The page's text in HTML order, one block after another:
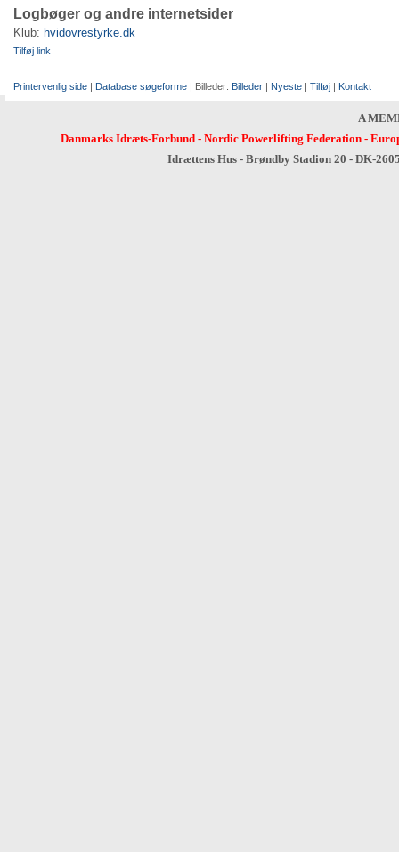
Logbøger og andre internetsider
Klub: hvidovrestyrke.dk
Tilføj link
Printervenlig side | Database søgeforme | Billeder: Billeder | Nyeste | Tilføj | Kontakt
A
Danmarks Idræts-Forbund- Nordic Powerlifting Federation-
Idrættens Hus - Brøndby Stadion 20 - DK-